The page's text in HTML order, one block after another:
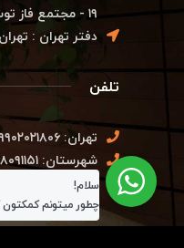
۱۹ - مجتمع فاز توسعه - شرکت دکووود (کدپستی : ۱۸۳۴۱۷۹۵۴۹)
دفتر تهران :
تلفن
تهران: ۰۹۹۰۲۰۲۱۸۰۶
شهرستان: ۰۹۳۳۸۰۹۱۱۵۱
سلام!
چطور میتونم کمکتون